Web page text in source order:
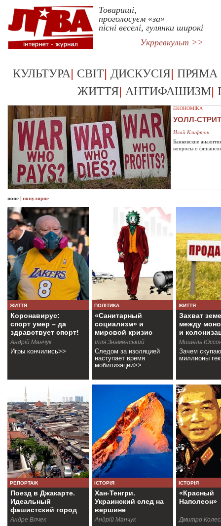
Товариші,
проголосуєм «за»
пісні веселі, гулянки широкі
Укрревкульт >>
КУЛЬТУРА| СВІТ| ДИСКУСІЯ| ПРЯМА
ЖИТТЯ| АНТИФАШИЗМ|
ЕКОНОМІКА
УОЛЛ-
Илай Клифтон
Банковские
вопросы о
нове | популярне
ЖИТТЯ
Коронавирус:
спорт умер – да
здравствует спорт!
Андрій Манчук
Игры кончились>>
ПОЛІТИКА
«Санитарный
социализм» и
мировой кризис
Ілля Знаменський
Следом за изоляцией
наступает время
мобилизации>>
ЖИТТЯ
Захват
между
и
Мишель
Зачем
миллионы
РЕПОРТАЖ
Поезд в Джакарте.
Идеальный
фашистский город
Андре Влчек
ІСТОРІЯ
Хан-Тенгри.
Украинский след на
вершине
Андрiй Манчук
ІСТОРІЯ
«Красный
Наполеон»
Дмитро